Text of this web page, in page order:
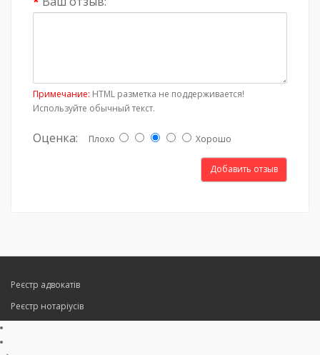
Примечание: HTML разметка не поддерживается!
Используйте обычный текст.
Оценка: Плохо Хорошо
Добавить отзыв
Реєстр адвокатів
Реєстр нотаріусів